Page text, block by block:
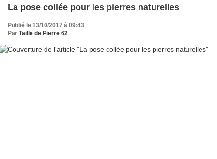
La pose collée pour les pierres naturelles
Publié le 13/10/2017 à 09:43
Par Taille de Pierre 62